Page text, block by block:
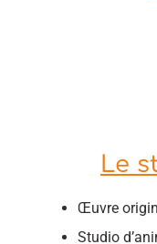
Le
Œuvre
Studio